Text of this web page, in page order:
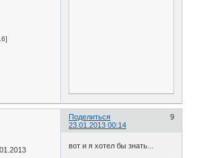
Поделиться
9
23.01.2013 00:14
вот и я хотел бы знать...